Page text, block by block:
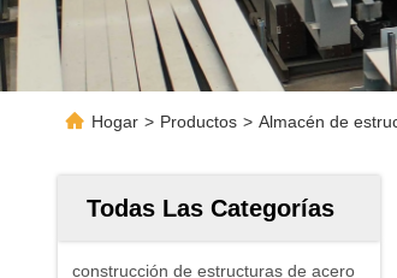
Hogar > Productos > Almacén de
Todas Las Categorías
construcción de estructuras de acero